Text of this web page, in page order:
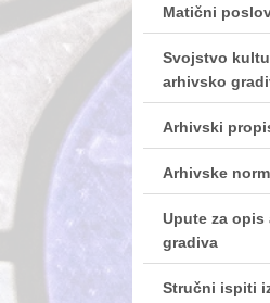
Matični
Svojstvo
arhivsko
Arhivski
Arhivske
Upute za opis
gradiva
Stručni ispiti